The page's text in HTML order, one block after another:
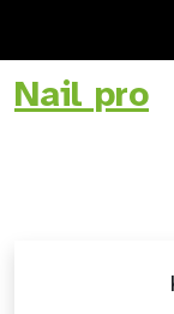
Skip
toNail pro